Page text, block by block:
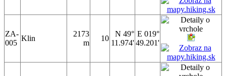
ZA-
005
Klin
2173
m
10
N 49°
11.974'
E 019°
49.201'